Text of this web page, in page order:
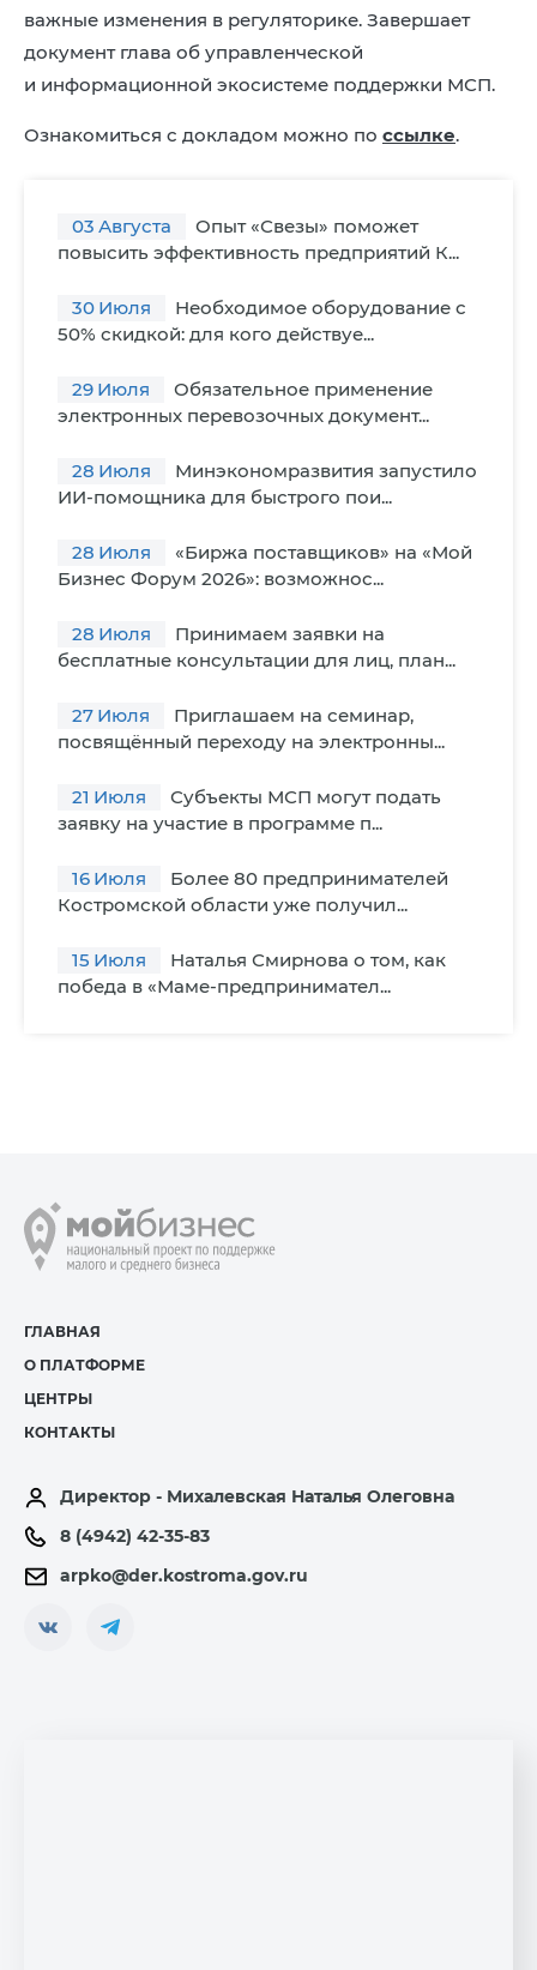
важные изменения в регуляторике. Завершает
документ глава об управленческой
и информационной экосистеме поддержки МСП.
Ознакомиться с докладом можно по ссылке.
03 Августа
Опыт «Свезы» поможет
повысить эффективность предприятий К...
30 Июля
Необходимое оборудование с
50% скидкой: для кого действуе...
29 Июля
Обязательное применение
электронных перевозочных документ...
28 Июля
Минэкономразвития запустило
ИИ-помощника для быстрого пои...
28 Июля
«Биржа поставщиков» на «Мой
Бизнес Форум 2026»: возможнос...
28 Июля
Принимаем заявки на
бесплатные консультации для лиц, план...
27 Июля
Приглашаем на семинар,
посвящённый переходу на электронны...
21 Июля
Субъекты МСП могут подать
заявку на участие в программе п...
16 Июля
Более 80 предпринимателей
Костромской области уже получил...
15 Июля
Наталья Смирнова о том, как
победа в «Маме-предпринимател...
ГЛАВНАЯ
О ПЛАТФОРМЕ
ЦЕНТРЫ
КОНТАКТЫ
Директор - Михалевская Наталья Олеговна
8 (4942) 42-35-83
arpko@der.kostroma.gov.ru